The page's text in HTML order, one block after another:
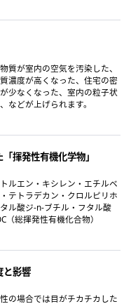
質が室内の空気を汚染した、
濃度が高くなった、住宅の密
少なくなった、室内の粒子状
などが上げられます。
揮発性有機化学物」
ルエン・キシレン・エチルベ
テトラデカン・クロルピリホ
ル酸ジ-n-ブチル・フタル酸
（総揮発性有機化合物）
と影響
の場合では目がチカチカした